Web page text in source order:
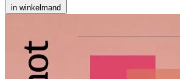
in winkelmand